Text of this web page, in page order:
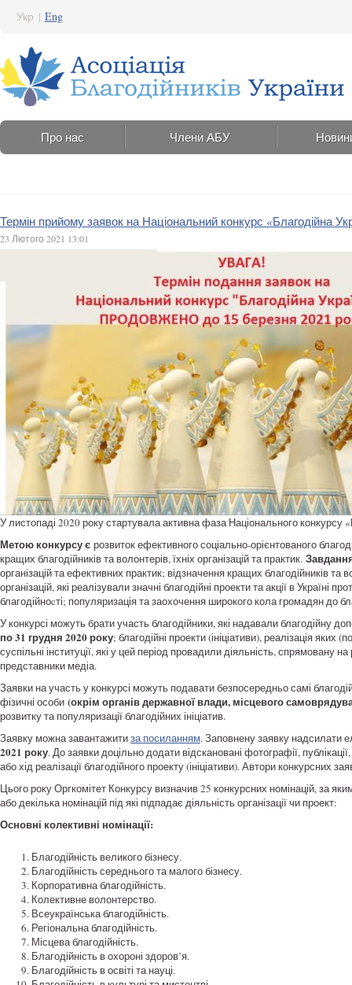
Укр | Eng
Про нас Члени АБУ
Термін прийому заявок на Національний конкурс «Благодійна
23 Лютого 2021 13:01
У листопаді 2020 року стартувала активна фаза Національного конкурсу
Метою конкурсу є розвиток ефективного соціально-орієнтованого
кращих благодійників та волонтерів, їхніх організацій та практик.
організацій та ефективних практик; відзначення кращих благодійників та
організацій, які реалізували значні благодійні проекти та акції в
благодійноcті; популяризація та заохочення широкого кола громадян до
У конкурсі можуть брати участь благодійники, які надавали благодійну
по 31 грудня 2020 року; благодійні проекти (ініціативи), реалізація
суспільні інституції, які у цей період провадили діяльність, спрямовану
представники медіа.
Заявки на участь у конкурсі можуть подавати безпосередньо самі
фізичні особи (окрім органів державної влади, місцевого
розвитку та популяризації благодійних ініціатив.
Заявку можна завантажитиза посиланням. Заповнену заявку
2021 року. До заявки доцільно додати відскановані фотографії,
або хід реалізації благодійного проекту (ініціативи). Автори конкурсних
Цього року Оргкомітет Конкурсу визначив 25 конкурсних номінацій, за
або декілька номінацій під які підпадає діяльність організації чи проект:
Основні колективні номінації:
Благодійність великого бізнесу.
Благодійність середнього та малого бізнесу.
Корпоративна благодійність.
Колективне волонтерство.
Всеукраїнська благодійність.
Регіональна благодійність.
Місцева благодійність.
Благодійність в охороні здоров’я.
Благодійність в освіті та науці.